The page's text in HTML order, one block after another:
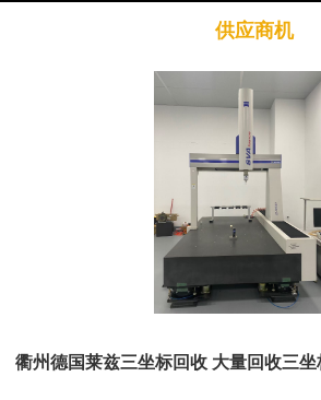
供应商机
衢州德国莱兹三坐标回收 大量回收三坐